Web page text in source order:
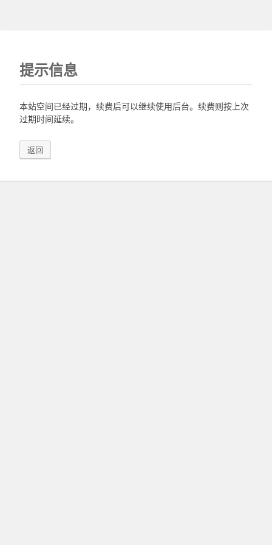
提示信息
本站空间已经过期，续费后可以继续使用后台。续费则按上次
过期时间延续。
返回